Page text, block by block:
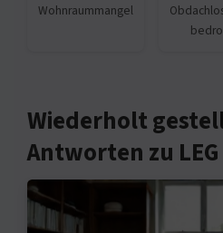
Wohnraummangel
Wiederholt
Antworten zu